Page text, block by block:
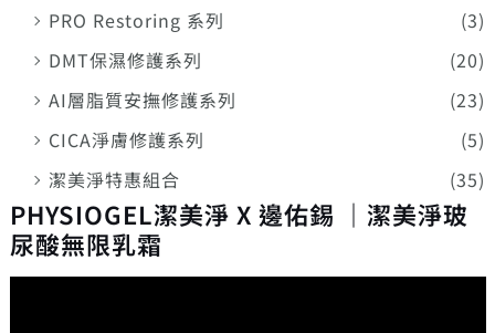
PRO Restoring 系列
(3)
DMT保濕修護系列
(20)
AI層脂質安撫修護系列
(23)
CICA淨膚修護系列
(5)
潔美淨特惠組合
(35)
PHYSIOGEL潔美淨 X 邊佑錫 ｜潔美淨玻
尿酸無限乳霜